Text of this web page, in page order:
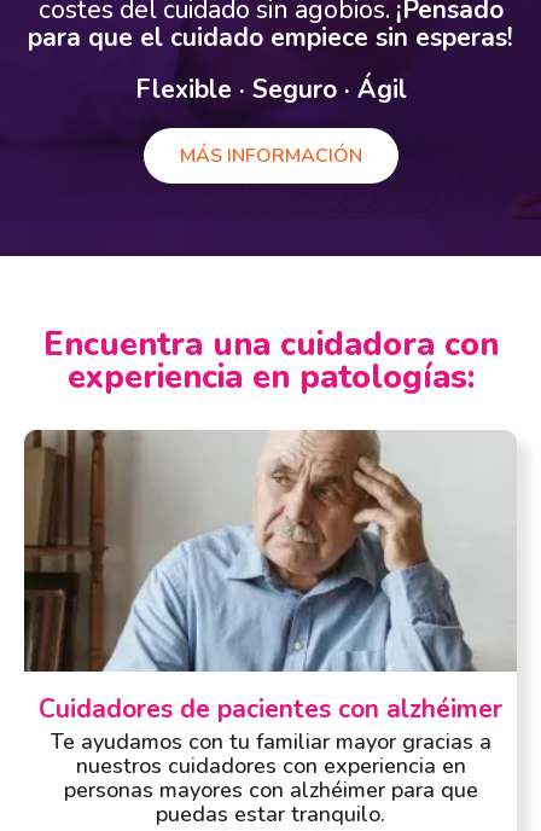
costes del cuidado sin agobios. ¡Pensado
para que el cuidado empiece sin esperas!
Flexible · Seguro · Ágil
MÁS INFORMACIÓN
Encuentra una cuidadora con
experiencia en patologías:
Cuidadores de pacientes con alzhéimer
Te ayudamos con tu familiar mayor gracias a
nuestros cuidadores con experiencia en
personas mayores con alzhéimer para que
puedas estar tranquilo.